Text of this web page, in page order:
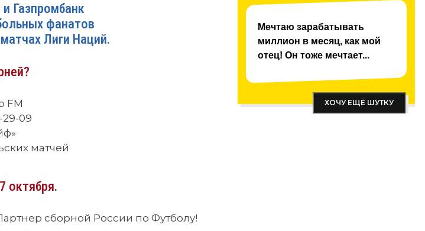
Газпромбанк
фанатов
Лиги Наций.
FM
29-09
матчей
октября.
сборной России по Футболу!
Мечтаю зарабатывать
миллион в месяц, как мой
отец! Он тоже мечтает...
ХОЧУ ЕЩЁ ШУТКУ